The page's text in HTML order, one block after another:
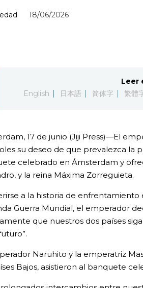
18/06/2026
Leer
English
日本語 简体字 繁體
17 de junio (Jiji Press)—El
su deseo de que prevalezca la
celebrado en Ámsterdam y
y la reina Máxima Zorreguieta.
a la historia de enfrentamiento
Guerra Mundial, el emperador
que nuestros dos países
Naruhito y la emperatriz
Bajos, asistieron al banquete